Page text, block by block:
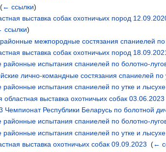
‎(← ссылки)
выставка собак охотничьих пород
ссылки)
межпородные состязания спаниелей по
выставка собак охотничьих пород
районные испытания спаниелей по болотно-
лично-командные состязания спаниелей
районные испытания спаниелей по утке и
областная выставка охотничьих собак 03.06.2023
Республики Беларусь по болотной
районные испытания спаниелей по болотно-
районные испытания спаниелей по утке и
выставка охотничьих собак 09.09.2023 ‎(←